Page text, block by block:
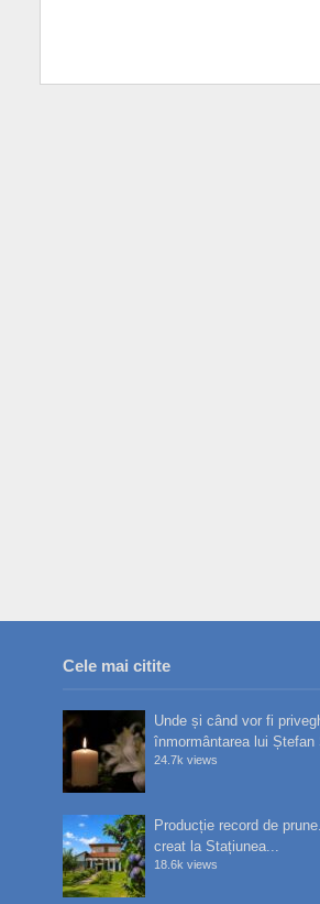
Cele mai citite
Unde și când vor fi
înmormântarea lui Ștefan
24.7k views
Producție record de
creat la Stațiunea...
18.6k views